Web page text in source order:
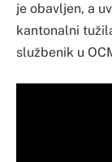
je obavljen, a
kantonalni
službenik u